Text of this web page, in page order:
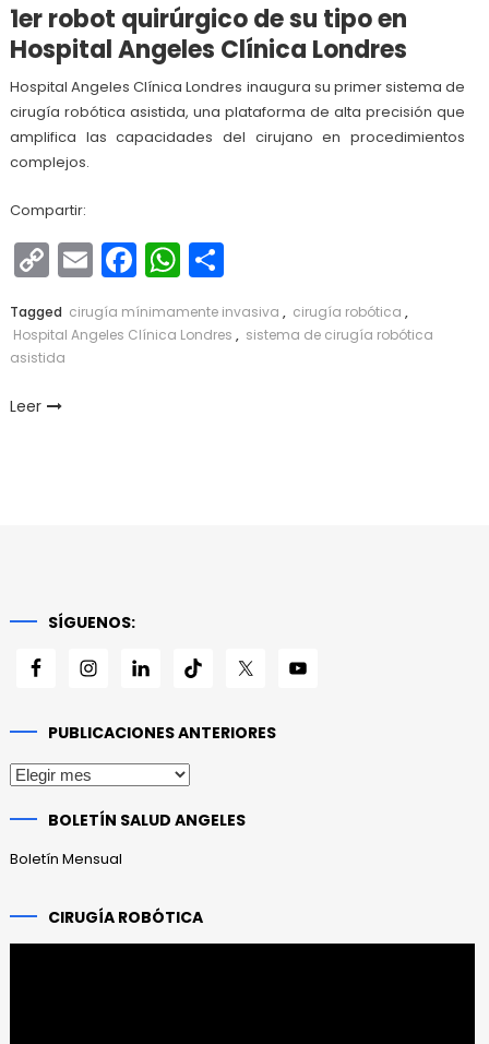
1er robot quirúrgico de su tipo en
Hospital Angeles Clínica Londres
Hospital Angeles Clínica Londres inaugura su primer sistema de
cirugía robótica asistida, una plataforma de alta precisión que
amplifica las capacidades del cirujano en procedimientos
complejos.
Compartir:
Copy
Link
EmailFacebook
WhatsApp
Compartir
Tagged cirugía mínimamente invasiva , cirugía robótica ,
Hospital Angeles Clínica Londres , sistema de cirugía robótica
asistida
Leer
SÍGUENOS:
PUBLICACIONES ANTERIORES
Publicaciones
BOLETÍN SALUD ANGELES
Boletín Mensual
CIRUGÍA ROBÓTICA